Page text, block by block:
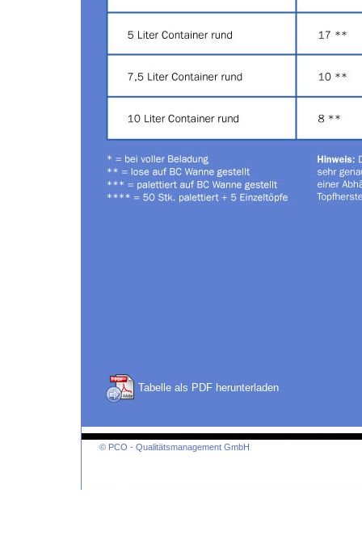
Tabelle als PDF herunterladen
© PCO - Qualitätsmanagement GmbH